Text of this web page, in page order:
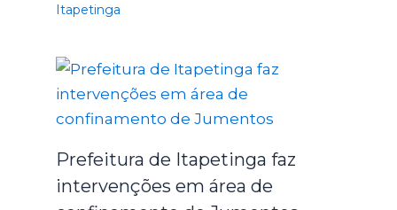
Itapetinga
Prefeitura de Itapetinga faz
intervenções em área de